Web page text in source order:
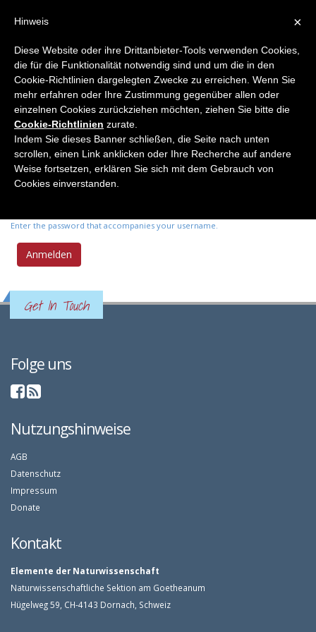
Primary tabs
Anmelden(active
tab)
Neues Passwort anfordern
Benutzername*
Enter your Elemente der Naturwissenschaft username.
Passwort *
Enter the password that accompanies your username.
Get In Touch
Folge uns
Nutzungshinweise
AGB
Datenschutz
Impressum
Donate
Kontakt
Elemente der Naturwissenschaft
Naturwissenschaftliche Sektion am Goetheanum
Hügelweg 59, CH-4143 Dornach, Schweiz
×
Hinweis
Diese Website oder ihre Drittanbieter-Tools verwenden Cookies,
die für die Funktionalität notwendig sind und um die in den
Cookie-Richtlinien dargelegten Zwecke zu erreichen. Wenn Sie
mehr erfahren oder Ihre Zustimmung gegenüber allen oder
einzelnen Cookies zurückziehen möchten, ziehen Sie bitte die
Cookie-Richtlinien zurate.
Indem Sie dieses Banner schließen, die Seite nach unten
scrollen, einen Link anklicken oder Ihre Recherche auf andere
Weise fortsetzen, erklären Sie sich mit dem Gebrauch von
Cookies einverstanden.